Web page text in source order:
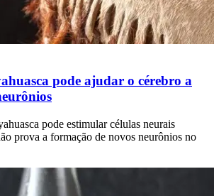
pode ajudar o cérebro a
pode estimular células neurais
prova a formação de novos neurônios no